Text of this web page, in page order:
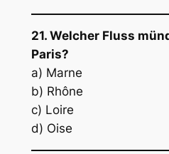
21. Welcher Fluss
Paris?
a) Marne
b) Rhône
c) Loire
d) Oise